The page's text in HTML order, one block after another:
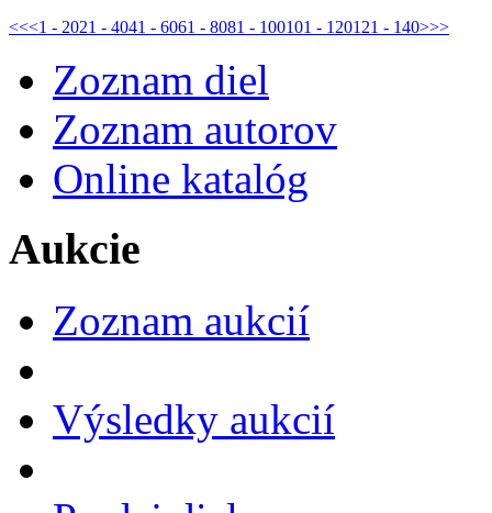
<<<1 - 2021 - 4041 - 6061 - 8081 - 100101 - 120121 - 140>>>
Zoznam diel
Zoznam autorov
Online katalóg
Aukcie
Zoznam aukcií
Výsledky aukcií